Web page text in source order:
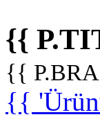
{{
{{
{{